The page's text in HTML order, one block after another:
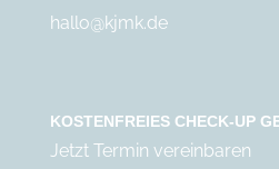
hallo@kjmk.de
KOSTENFREIES CHECK-UP
Jetzt Termin vereinbaren